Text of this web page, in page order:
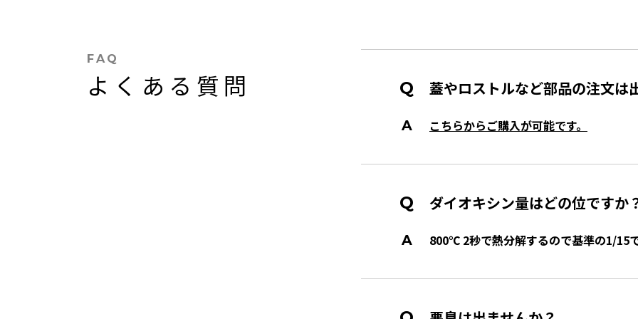
FAQ
よくある質問 蓋やロストルなど部品の注文は
こちらからご購入が可能です。
ダイオキシン量はどの位ですか
800℃ 2秒で熱分解するので基準の1/15で